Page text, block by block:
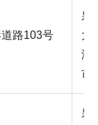
路103号
泉
大
津
市
泉